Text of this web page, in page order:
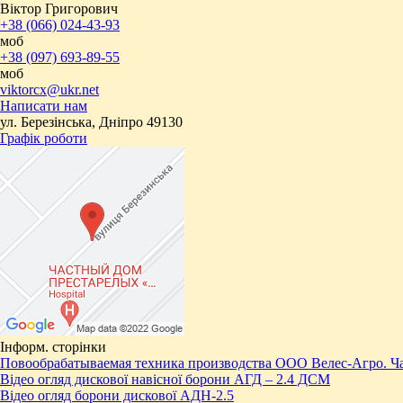
Віктор Григорович
+38 (066) 024-43-93
моб
+38 (097) 693-89-55
моб
viktorcx@ukr.net
Написати нам
ул. Березінська, Дніпро 49130
Графік роботи
Інформ. сторінки
Повообрабатываемая техника производства ООО Велес-Агро.
Відео огляд дискової навісної борони АГД – 2.4 ДСМ
Відео огляд борони дискової АДН-2.5